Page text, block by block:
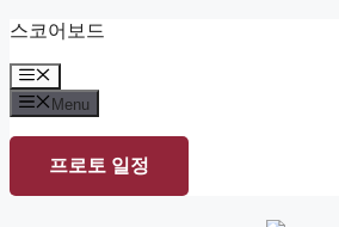
Skip
content
스코어보드
Menu
Menu
프로토 일정